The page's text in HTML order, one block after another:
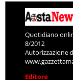
Quotidiano
8/2012
Autorizzazione
Editore